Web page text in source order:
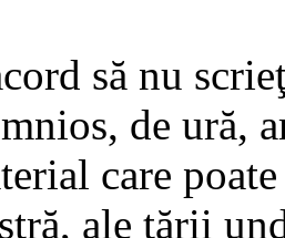
să nu
de ură,
care
ale ţării